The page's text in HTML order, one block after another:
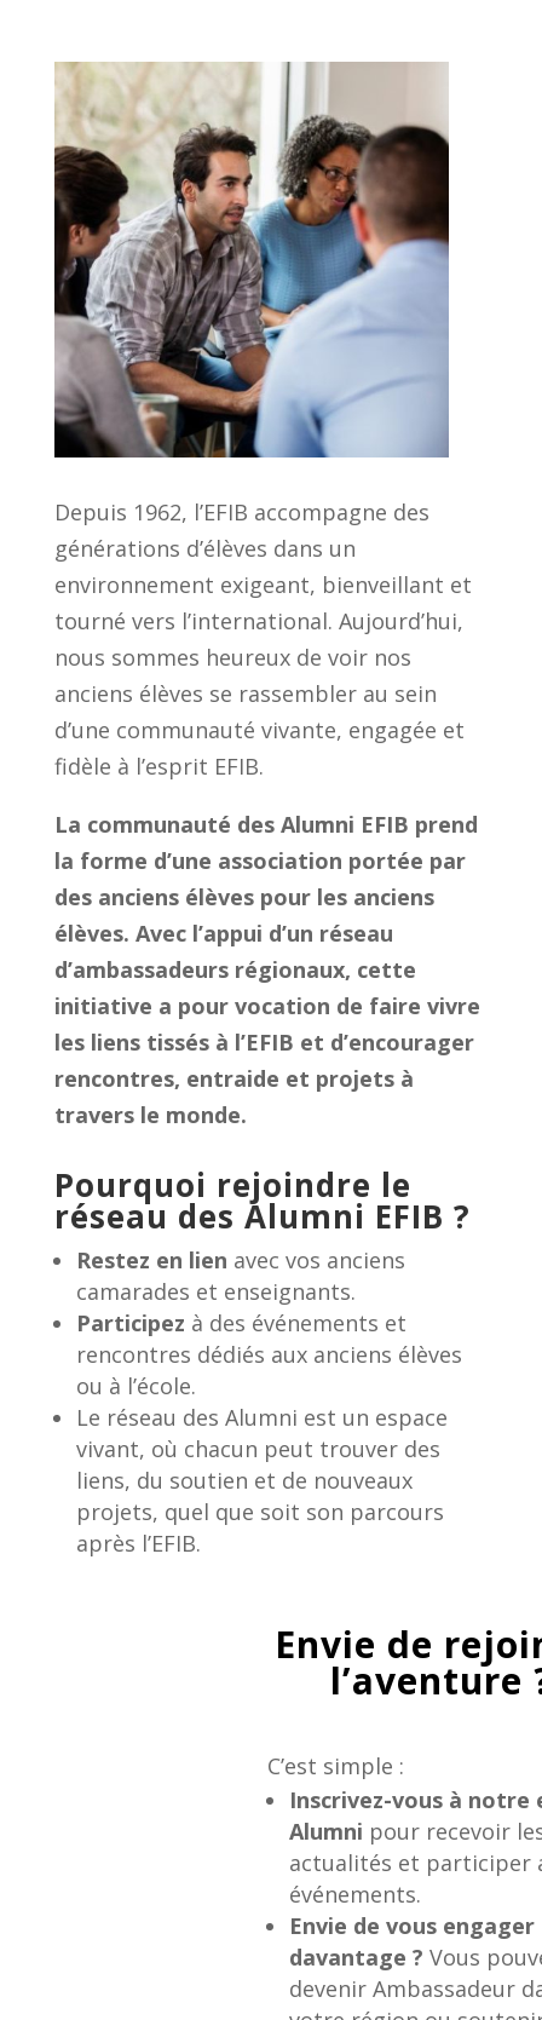
Depuis 1962, l’EFIB accompagne des
générations d’élèves dans un
environnement exigeant, bienveillant et
tourné vers l’international. Aujourd’hui,
nous sommes heureux de voir nos
anciens élèves se rassembler au sein
d’une communauté vivante, engagée et
fidèle à l’esprit EFIB.
La communauté des Alumni EFIB prend
la forme d’une association portée par
des anciens élèves pour les anciens
élèves. Avec l’appui d’un réseau
d’ambassadeurs régionaux, cette
initiative a pour vocation de faire vivre
les liens tissés à l’EFIB et d’encourager
rencontres, entraide et projets à
travers le monde.
Pourquoi rejoindre le
réseau des Alumni EFIB ?
Restez en lien avec vos anciens
camarades et enseignants.
Participez à des événements et
rencontres dédiés aux anciens élèves
ou à l’école.
Le réseau des Alumni est un espace
vivant, où chacun peut trouver des
liens, du soutien et de nouveaux
projets, quel que soit son parcours
après l’EFIB.
Envie de
l’aventure
C’est simple :
Inscrivez-vous à notre
Alumni pour recevoir
actualités et participer
événements.
Envie de vous engager
davantage ? Vous
devenir Ambassadeur